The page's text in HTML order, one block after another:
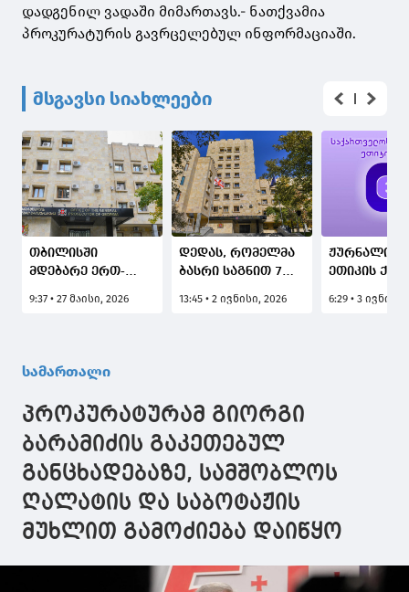
დადგენილ ვადაში მიმართავს.- ნათქვამია
პროკურატურის გავრცელებულ ინფორმაციაში.
მსგავსი სიახლეები
თბილისში
მდებარე ერთ-
საბავშვო ბაღის
მიმართ ჩადენილი
ძალადობის
წარედგინა - მას 2
წლამდე
პატიმრობა
ემუქრება
9:37 • 27 მაისი, 2026
დედას, რომელმა
ბასრი საგნით 7
პროკურატურამ
13:45 • 2 ივნისი, 2026
ეთიკის
6:29 • 3 ივნისი,
სამართალი
პროკურატურამ გიორგი
ბარამიძის გაკეთებულ
განცხადებაზე, სამშობლოს
ღალატის და საბოტაჟის
მუხლით გამოძიება დაიწყო